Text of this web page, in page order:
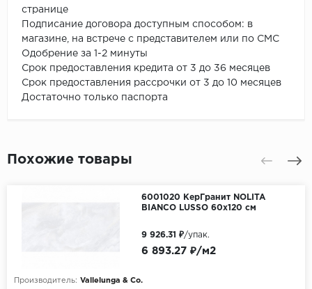
странице
Подписание договора доступным способом: в
магазине, на встрече с представителем или по СМС
Одобрение за 1-2 минуты
Срок предоставления кредита от 3 до 36 месяцев
Срок предоставления рассрочки от 3 до 10 месяцев
Достаточно только паспорта
Похожие товары
6001020 КерГранит NOLITA
BIANCO LUSSO 60x120 см
Производитель: Vallelunga & Co.
6 893.27 ₽/м2
9 926.31 ₽/упак.